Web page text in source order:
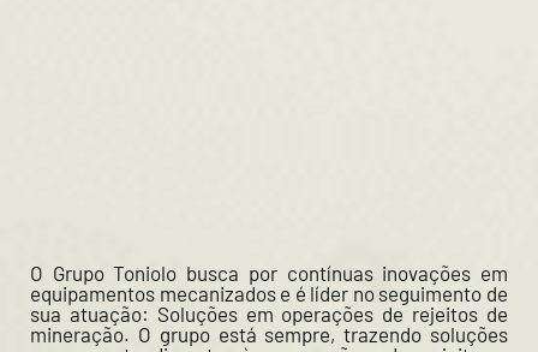
O Grupo Toniolo busca por contínuas inovações em
equipamentos mecanizados e é líder no seguimento de
sua atuação: Soluções em operações de rejeitos de
mineração. O grupo está sempre, trazendo soluções